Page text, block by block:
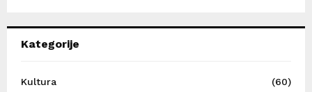
Kategorije
Kultura
(60)